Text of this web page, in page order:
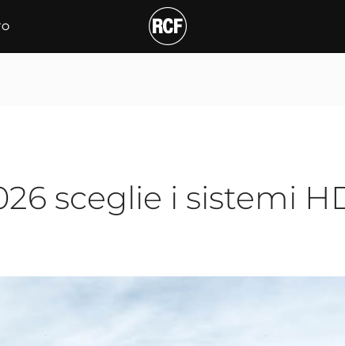
sceglie i sistemi